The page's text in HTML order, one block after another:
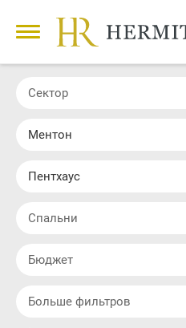
Сектор
Ментон
Пентхаус
Cпальни
Бюджет
Больше фильтров